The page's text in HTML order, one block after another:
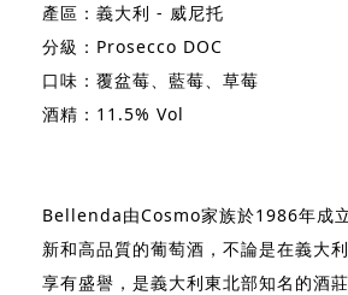
產區：義大利 - 威尼托
分級：Prosecco DOC
口味：覆盆莓、藍莓、草莓
酒精：11.5% Vol
Bellenda由Cosmo家族於1986年成
新和高品質的葡萄酒，不論是在義大
享有盛譽，是義大利東北部知名的酒莊